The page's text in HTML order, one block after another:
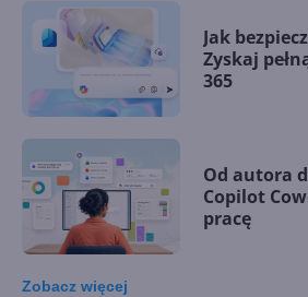
Jak
Zyskaj
365
Od autora
Copilot
pracę
Zobacz więcej